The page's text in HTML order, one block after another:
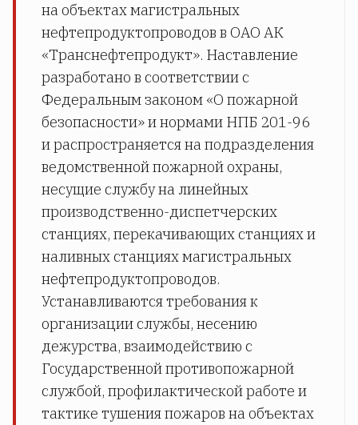
на объектах магистральных
нефтепродуктопроводов в ОАО АК
«Транснефтепродукт». Наставление
разработано в соответствии с
Федеральным законом «О пожарной
безопасности» и нормами НПБ 201-96
и распространяется на подразделения
ведомственной пожарной охраны,
несущие службу на линейных
производственно-диспетчерских
станциях, перекачивающих станциях и
наливных станциях магистральных
нефтепродуктопроводов.
Устанавливаются требования к
организации службы, несению
дежурства, взаимодействию с
Государственной противопожарной
службой, профилактической работе и
тактике тушения пожаров на объектах